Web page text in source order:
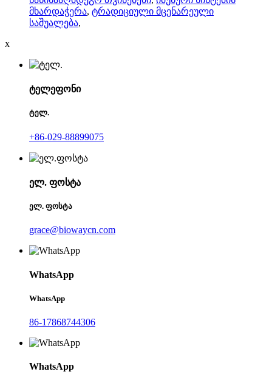
მხარდაჭერა, ტრადიციული მცენარეული
საშუალება,
x
ტელეფონი
ტელ.
+86-029-88899075
ელ. ფოსტა
ელ. ფოსტა
grace@biowaycn.com
WhatsApp
WhatsApp
86-17868744306
WhatsApp